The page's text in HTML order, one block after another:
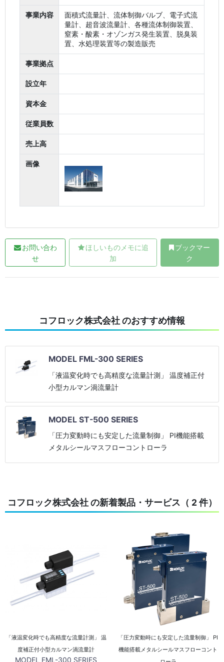
事業内容
面積式流量計、流体制御バルブ、電子式流
量計、超音波流量計、各種流体制御装置、
窒素・酸素・オゾンガス発生装置、脱臭装
置、水処理装置等の製造販売
事業拠点
設立年
資本金
従業員数
売上高
画像
お問い合わ
せ
ほしいものメモに追
加
ブックマー
ク
コフロック株式会社 のおすすめ情報
MODEL FML-300 SERIES
「液温変化時でも高精度な流量計測」 温度補正付
小型カルマン渦流量計
MODEL ST-500 SERIES
「圧力変動時にも安定した流量制御」 PI機能搭載
メタルシールマスフローコントローラ
コフロック株式会社 の新着製品・サービス（ 2 件）
「液温変化時でも高精度な流量計測」 温
度補正付小型カルマン渦流量計
MODEL FML-300 SERIES
「圧力変動時にも安定した流量制御」 PI
機能搭載メタルシールマスフローコント